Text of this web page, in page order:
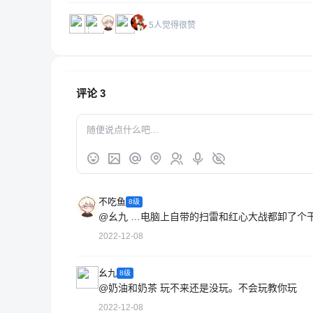
5人觉得很赞
评论3
不吃鱼 8级
@幺九 …电脑上自带的扫雷和红心大战都卸了
2022-12-08
幺九 8级
@奶油和奶茶 玩不来还是没玩。不会玩教你玩
2022-12-08